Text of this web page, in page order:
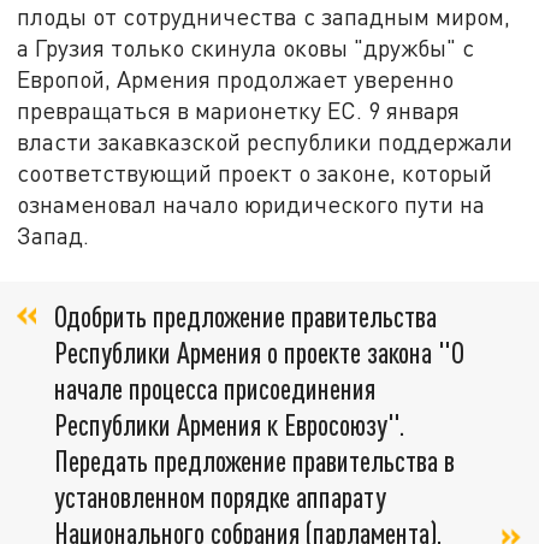
плоды от сотрудничества с западным миром,
а Грузия только скинула оковы "дружбы" с
Европой, Армения продолжает уверенно
превращаться в марионетку ЕС. 9 января
власти закавказской республики поддержали
соответствующий проект о законе, который
ознаменовал начало юридического пути на
Запад.
Одобрить предложение правительства
Республики Армения о проекте закона "О
начале процесса присоединения
Республики Армения к Евросоюзу".
Передать предложение правительства в
установленном порядке аппарату
Национального собрания (парламента),